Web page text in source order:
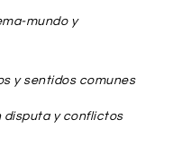
mundo y
y sentidos comunes
disputa y conflictos